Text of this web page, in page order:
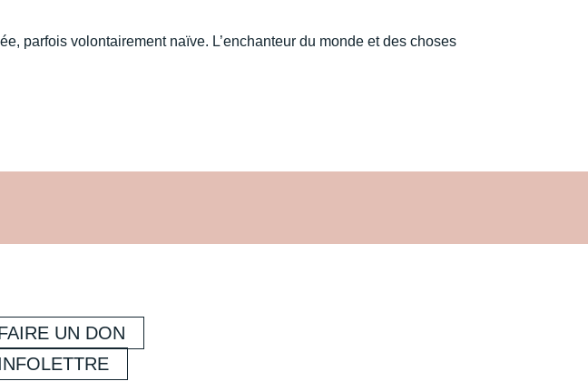
parfois volontairement naïve. L’enchanteur du monde et des choses
UN DON